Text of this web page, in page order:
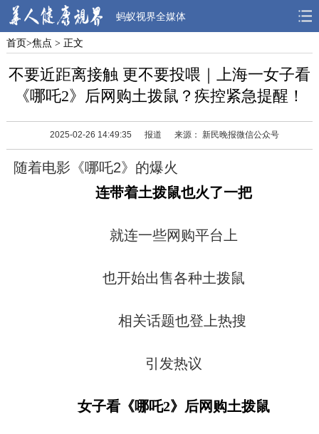
蚂蚁视界全媒体
首页 焦点 观点
人物 风采 先锋
观察 解读 健康
首页>焦点 > 正文
不要近距离接触 更不要投喂｜上海一女子看
《哪吒2》后网购土拨鼠？疾控紧急提醒！
2025-02-26 14:49:35 报道 来源： 新民晚报微信公众号
随着电影《哪吒2》的爆火
连带着土拨鼠也火了一把
就连一些网购平台上
也开始出售各种土拨鼠
相关话题也登上热搜
引发热议
女子看《哪吒2》后网购土拨鼠